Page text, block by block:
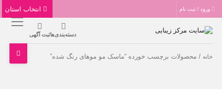
ورود / ثبت نام
دسته‌بندی‌هاثبت آگهی
خانه / محصولات برچسب خورده “ماسک مو موهای رنگ شده”